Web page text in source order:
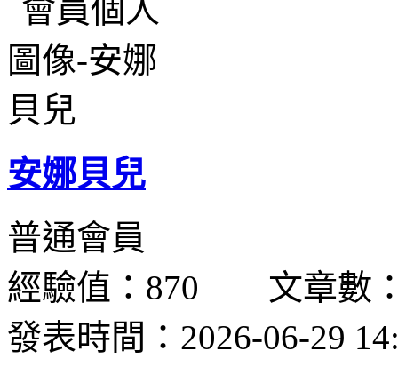
安娜貝兒
普通會員
經驗值：870 文章數
發表時間：2026-06-29